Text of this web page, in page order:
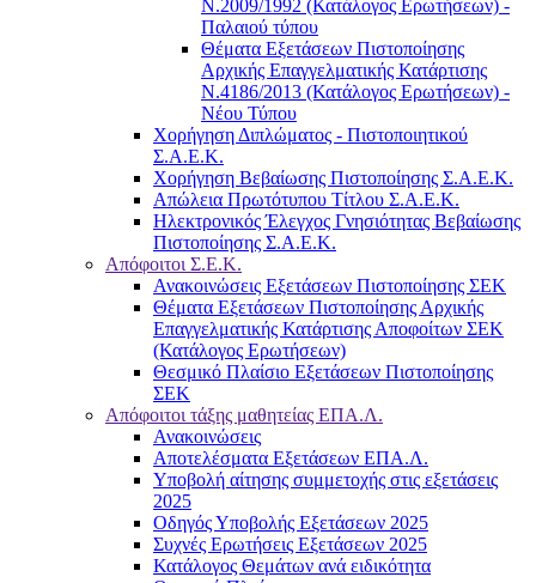
Ν.2009/1992 (Κατάλογος Ερωτήσεων) -
Παλαιού τύπου
Θέματα Εξετάσεων Πιστοποίησης
Αρχικής Επαγγελματικής Κατάρτισης
Ν.4186/2013 (Κατάλογος Ερωτήσεων) -
Νέου Τύπου
Χορήγηση Διπλώματος - Πιστοποιητικού
Σ.Α.Ε.Κ.
Χορήγηση Βεβαίωσης Πιστοποίησης Σ.Α.Ε.Κ.
Απώλεια Πρωτότυπου Τίτλου Σ.Α.Ε.Κ.
Ηλεκτρονικός Έλεγχος Γνησιότητας Βεβαίωσης
Πιστοποίησης Σ.Α.Ε.Κ.
Απόφοιτοι Σ.Ε.Κ.
Ανακοινώσεις Εξετάσεων Πιστοποίησης ΣΕΚ
Θέματα Εξετάσεων Πιστοποίησης Αρχικής
Επαγγελματικής Κατάρτισης Αποφοίτων ΣΕΚ
(Κατάλογος Ερωτήσεων)
Θεσμικό Πλαίσιο Εξετάσεων Πιστοποίησης
ΣΕΚ
Απόφοιτοι τάξης μαθητείας ΕΠΑ.Λ.
Ανακοινώσεις
Αποτελέσματα Εξετάσεων ΕΠΑ.Λ.
Υποβολή αίτησης συμμετοχής στις εξετάσεις
2025
Οδηγός Υποβολής Εξετάσεων 2025
Συχνές Ερωτήσεις Εξετάσεων 2025
Κατάλογος Θεμάτων ανά ειδικότητα